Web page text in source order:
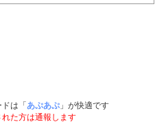
は「 あぷあぷ 」が快適です
た方は通報します